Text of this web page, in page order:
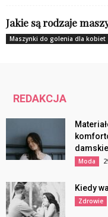
Jakie są rodzaje
Maszynki do golenia dla kobiet
REDAKCJA
Moda
Kiedy
Zdrowie